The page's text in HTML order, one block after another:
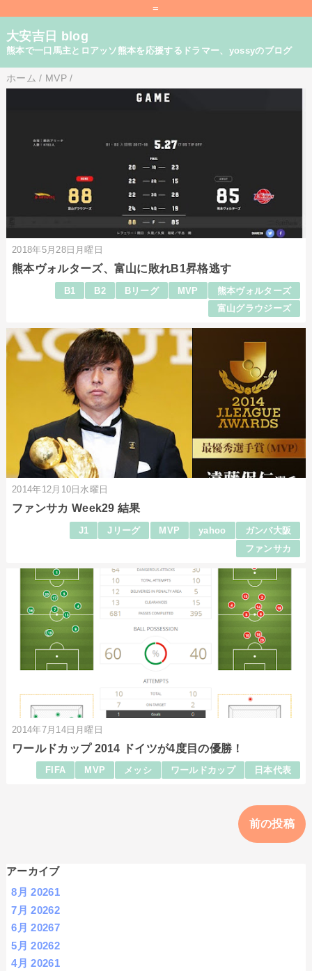
=
大安吉日 blog
熊本で一口馬主とロアッソ熊本を応援するドラマー、yossyのブログ
ホーム / MVP /
2018年5月28日月曜日
熊本ヴォルターズ、富山に敗れB1昇格逃す
B1 B2 Bリーグ MVP
熊本ヴォルターズ
富山グラウジーズ
2014年12月10日水曜日
ファンサカ Week29 結果
J1 Jリーグ MVP yahoo
ガンバ大阪
ファンサカ
2014年7月14日月曜日
ワールドカップ 2014 ドイツが4度目の優勝！
FIFA MVP メッシ ワールドカップ 日本代表
前の投稿
アーカイブ
8月 20261
7月 20262
6月 20267
5月 20262
4月 20261